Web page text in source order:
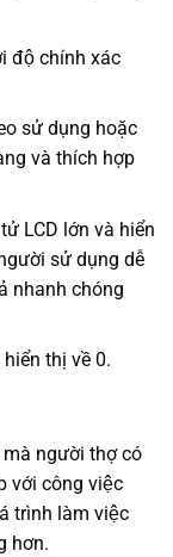
độ chính xác
sử dụng hoặc
và thích hợp
LCD lớn và hiển
sử dụng dễ
nhanh chóng
thị về 0.
người thợ có
với công việc
trình làm việc
hơn.